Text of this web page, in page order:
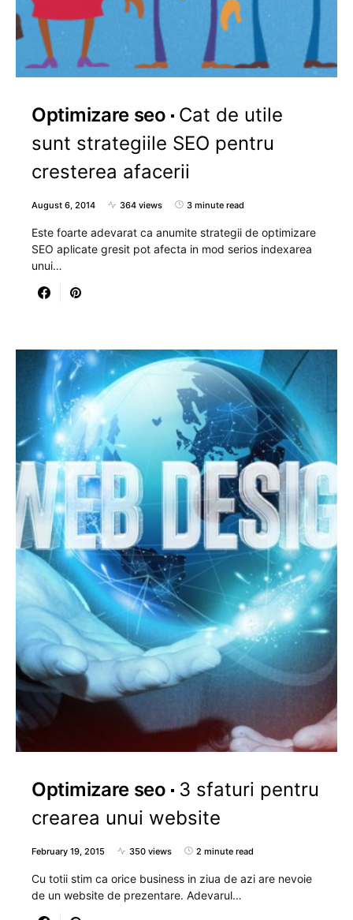
Optimizare seo
Cat de utile
sunt strategiile SEO pentru
cresterea afacerii
August 6, 2014 364 views 3 minute read
Este foarte adevarat ca anumite strategii de optimizare
SEO aplicate gresit pot afecta in mod serios indexarea
unui…
Optimizare seo
3 sfaturi pentru
crearea unui website
February 19, 2015 350 views 2 minute read
Cu totii stim ca orice business in ziua de azi are nevoie
de un website de prezentare. Adevarul…